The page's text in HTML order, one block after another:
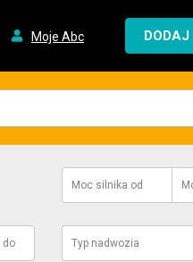
Moje Abc DODAJ
Moc silnika od
do Typ nadwozia